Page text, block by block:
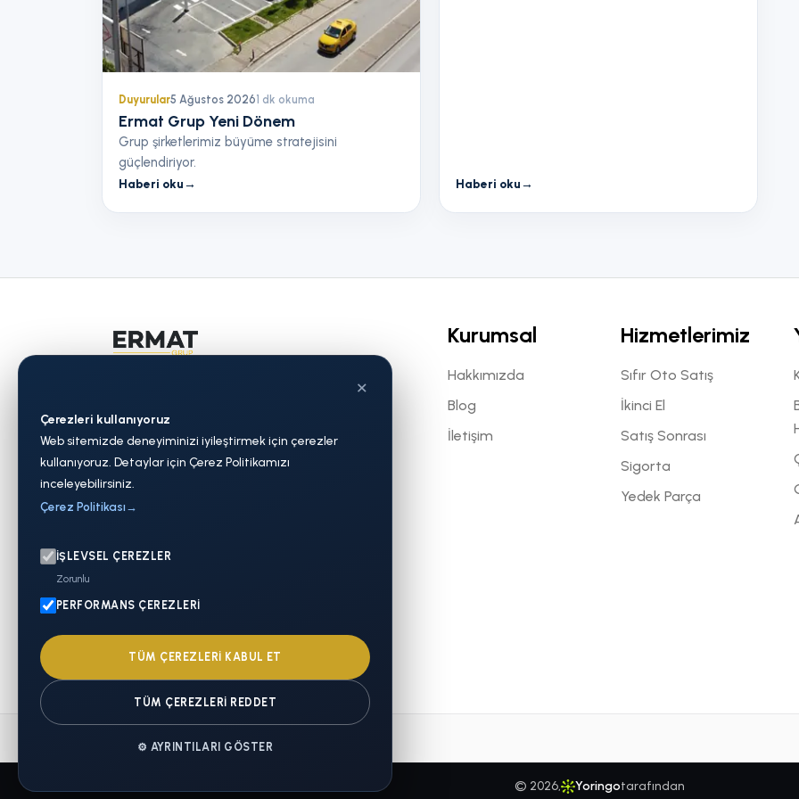
Duyurular5 Ağustos 20261 dk okuma
Ermat Grup Yeni Dönem
Grup şirketlerimiz büyüme stratejisini
güçlendiriyor.
Haberi oku→ Haberi oku→
Ermat Grup — 1989'dan bu yana Renault,
merkezli otomotiv grubu.
Kurumsal
Hakkımızda
Blog
İletişim
Hizmetlerimiz
Sıfır Oto Satış
İkinci El
Satış Sonrası
Sigorta
Yedek Parça
iletisim@ermat.com.tr
© Ermat Grup. Tüm hakları saklıdır.
© 2026, Yoringotarafından
×
Çerezleri kullanıyoruz
Web sitemizde deneyiminizi iyileştirmek için çerezler
kullanıyoruz. Detaylar için Çerez Politikamızı
inceleyebilirsiniz.
Çerez Politikası →
İŞLEVSEL ÇEREZLER
Zorunlu
PERFORMANS ÇEREZLERI
TÜM ÇEREZLERI KABUL ET
TÜM ÇEREZLERI REDDET
⚙ AYRINTILARI GÖSTER